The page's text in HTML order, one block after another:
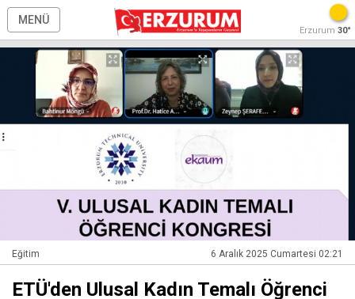
MENÜ
Erzurum 30°
Eğitim 6 Aralık 2025 Cumartesi 02:21
ETÜ'den Ulusal Kadın Temalı Öğrenci